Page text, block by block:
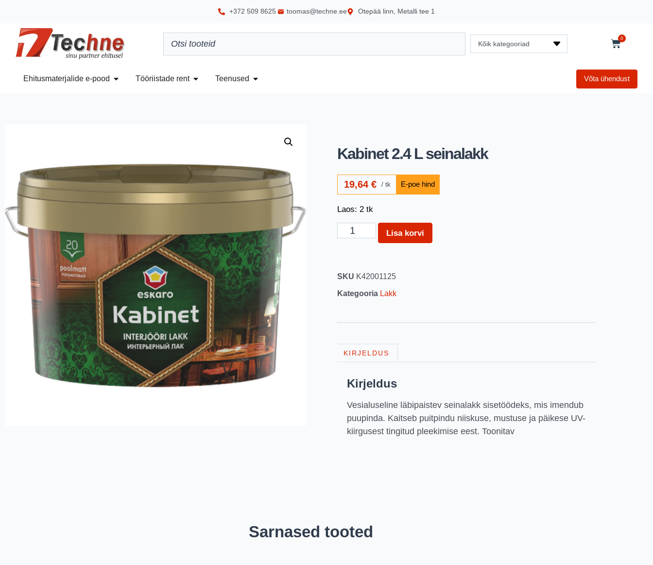
+372 509 8625 toomas@techne.ee Otepää linn, Metalli tee 1
Kõik kategooriad
0
Ehitusmaterjalide e-pood Tööriistade rent Teenused Võta ühendust
Kabinet 2.4 L seinalakk
19,64€ tk
Laos: 2 tk
Lisa korvi
SKU K42001125
Kategooria Lakk
KIRJELDUS
Kirjeldus
Vesialuseline läbipaistev seinalakk sisetöödeks, mis imendub
puupinda. Kaitseb puitpindu niiskuse, mustuse ja päikese UV-
kiirgusest tingitud pleekimise eest. Toonitav
Sarnased tooted